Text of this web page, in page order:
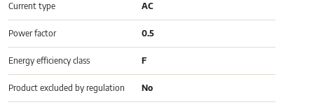
Current type AC
Power factor 0.5
Energy efficiency class F
Product excluded by regulation No